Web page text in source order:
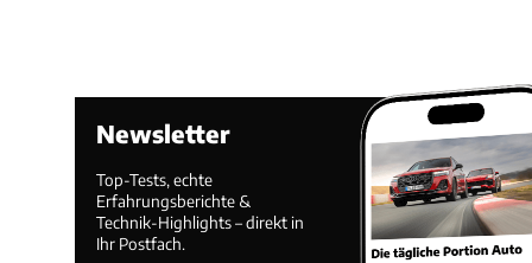
Newsletter
Top-Tests, echte
Erfahrungsberichte &
Technik-Highlights – direkt in
Ihr Postfach.